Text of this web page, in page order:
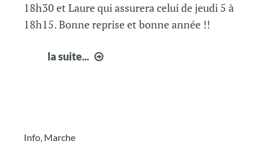
18h30 et Laure qui assurera celui de jeudi 5 à
18h15. Bonne reprise et bonne année !!
la suite...
Info, Marche